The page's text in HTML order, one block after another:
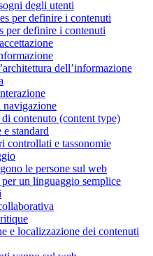
degli utenti
per definire i contenuti
per definire i contenuti
dell’informazione
navigazione
contenuto (content type)
standard
controllati e tassonomie
le persone sul web
un linguaggio semplice
e localizzazione dei contenuti